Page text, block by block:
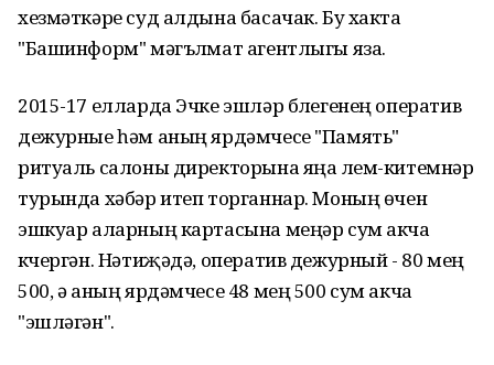
хезмәткәре суд алдына басачак. Бу хакта
"Башинформ" мәгълүмат агентлыгы яза.
2015-17 елларда Эчке эшләр бүлегенең оператив
дежурные һәм аның ярдәмчесе "Память"
ритуаль салоны директорына яңа үлем-китемнәр
турында хәбәр итеп торганнар. Моның өчен
эшкуар аларның картасына меңәр сум акча
күчергән. Нәтиҗәдә, оператив дежурный - 80 мең
500, ә аның ярдәмчесе 48 мең 500 сум акча
"эшләгән".